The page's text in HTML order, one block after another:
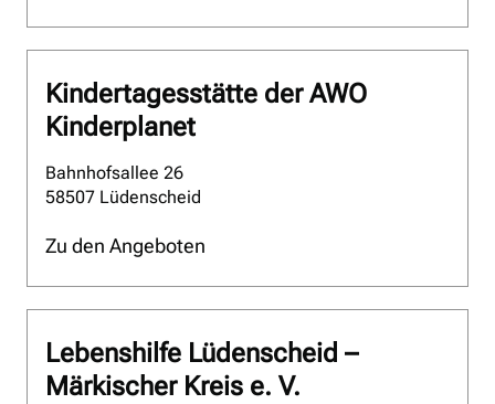
Kindertagesstätte der AWO
Kinderplanet
Bahnhofsallee 26
58507 Lüdenscheid
Zu den Angeboten
Lebenshilfe Lüdenscheid –
Märkischer Kreis e. V.